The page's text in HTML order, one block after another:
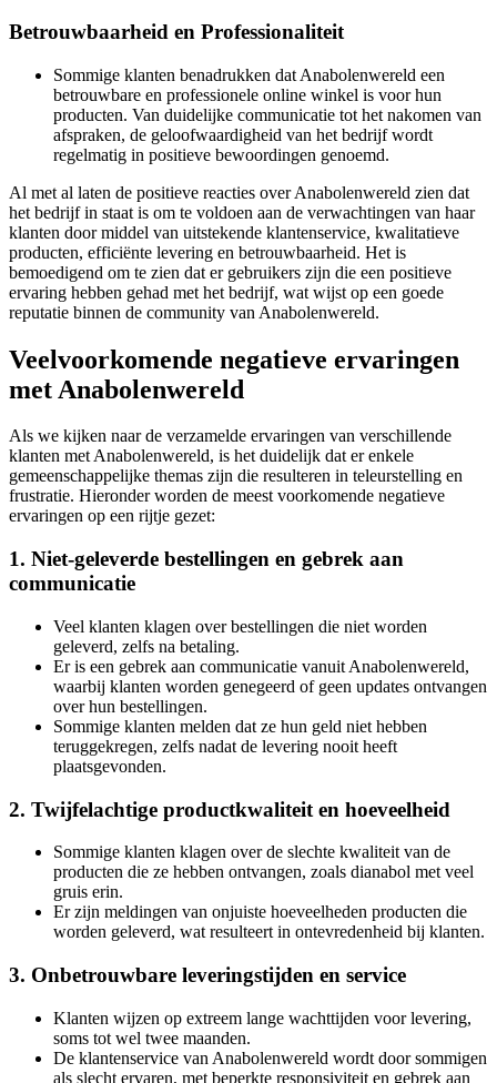
Betrouwbaarheid en Professionaliteit
Sommige klanten benadrukken dat Anabolenwereld een
betrouwbare en professionele online winkel is voor hun
producten. Van duidelijke communicatie tot het nakomen van
afspraken, de geloofwaardigheid van het bedrijf wordt
regelmatig in positieve bewoordingen genoemd.
Al met al laten de positieve reacties over Anabolenwereld zien dat
het bedrijf in staat is om te voldoen aan de verwachtingen van haar
klanten door middel van uitstekende klantenservice, kwalitatieve
producten, efficiënte levering en betrouwbaarheid. Het is
bemoedigend om te zien dat er gebruikers zijn die een positieve
ervaring hebben gehad met het bedrijf, wat wijst op een goede
reputatie binnen de community van Anabolenwereld.
Veelvoorkomende negatieve ervaringen
met Anabolenwereld
Als we kijken naar de verzamelde ervaringen van verschillende
klanten met Anabolenwereld, is het duidelijk dat er enkele
gemeenschappelijke themas zijn die resulteren in teleurstelling en
frustratie. Hieronder worden de meest voorkomende negatieve
ervaringen op een rijtje gezet:
1. Niet-geleverde bestellingen en gebrek aan
communicatie
Veel klanten klagen over bestellingen die niet worden
geleverd, zelfs na betaling.
Er is een gebrek aan communicatie vanuit Anabolenwereld,
waarbij klanten worden genegeerd of geen updates ontvangen
over hun bestellingen.
Sommige klanten melden dat ze hun geld niet hebben
teruggekregen, zelfs nadat de levering nooit heeft
plaatsgevonden.
2. Twijfelachtige productkwaliteit en hoeveelheid
Sommige klanten klagen over de slechte kwaliteit van de
producten die ze hebben ontvangen, zoals dianabol met veel
gruis erin.
Er zijn meldingen van onjuiste hoeveelheden producten die
worden geleverd, wat resulteert in ontevredenheid bij klanten.
3. Onbetrouwbare leveringstijden en service
Klanten wijzen op extreem lange wachttijden voor levering,
soms tot wel twee maanden.
De klantenservice van Anabolenwereld wordt door sommigen
als slecht ervaren, met beperkte responsiviteit en gebrek aan